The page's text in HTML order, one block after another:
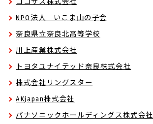
ココザス株式会社
NPO法人 いこま山の子会
奈良県立奈良北高等学校
川上産業株式会社
トヨタユナイテッド奈良株式会社
株式会社リングスター
AKjapan株式会社
パナソニックホールディングス株式会社